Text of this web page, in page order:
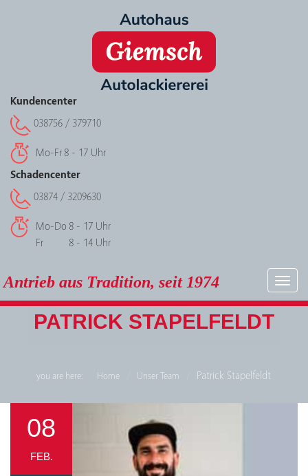
Kundencenter
038756 / 379710
Mo-Fr 8 - 17 Uhr
Schadencenter
03874 / 3209630
Mo-Do 8 - 17 Uhr
Fr
8 - 14 Uhr
Antrieb aus Tradition, seit 1974
PATRICK STAPELFELDT
you are here: Home Unser Team Patrick Stapelfeldt
08
FEB.